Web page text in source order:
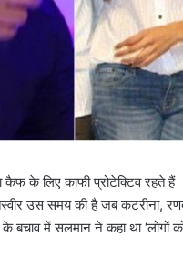
के लिए काफी प्रोटेक्टिव रहते हैं
उस समय की है जब कटरीना,
बचाव में सलमान ने कहा था